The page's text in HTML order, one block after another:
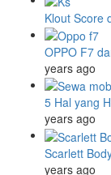
Klout Score
OPPO F7
years ago
5 Hal yang
years ago
Scarlett
years ago